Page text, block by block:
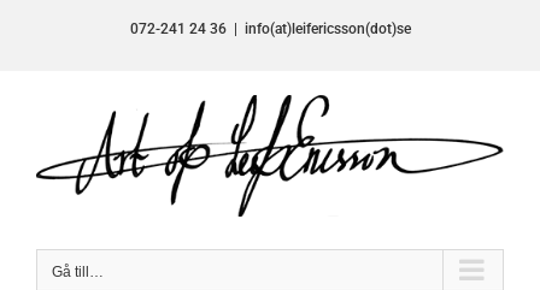
072-241 24 36 info(at)leifericsson(dot)se
Gå till…